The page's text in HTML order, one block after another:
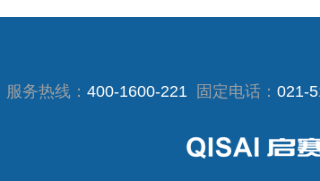
服务热线：400-1600-221 固定电话：021-